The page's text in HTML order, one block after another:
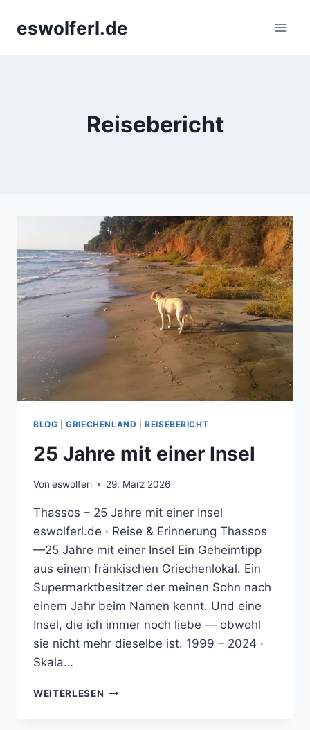
Inhalteswolferl.de
Reisebericht
BLOG |GRIECHENLAND |REISEBERICHT
25 Jahre mit einer Insel
Von eswolferl 29. März 2026
Thassos – 25 Jahre mit einer Insel
eswolferl.de · Reise & Erinnerung Thassos
—25 Jahre mit einer Insel Ein Geheimtipp
aus einem fränkischen Griechenlokal. Ein
Supermarktbesitzer der meinen Sohn nach
einem Jahr beim Namen kennt. Und eine
Insel, die ich immer noch liebe — obwohl
sie nicht mehr dieselbe ist. 1999 – 2024 ·
Skala…
WEITERLESEN 25